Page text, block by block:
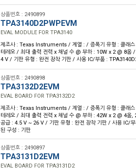
상품번호 : 2490899
TPA3140D2PWPEVM
EVAL MODULE FOR TPA3140
제조사 : Texas Instruments / 계열 : / 증폭기 유형 : 클래스
테레오 / 최대 출력 전력 x 채널 수 @ 부하 : 10W x 2 @ 8옴
4 V / 기판 유형 : 완전 장착 기판 / 사용 IC/부품 :
상품번호 : 2490898
TPA3132D2EVM
EVAL BOARD FOR TPA3132D2
제조사 : Texas Instruments / 계열 : / 증폭기 유형 : 클래스
테레오 / 최대 출력 전력 x 채널 수 @ 부하 : 42W x 2 @ 4옴
공급 : 4.5 V ~ 26 V / 기판 유형 : 완전 장착 기판 / 사용 IC/
된 구성 : 기판
상품번호 : 2490897
TPA3131D2EVM
EVAL BOARD FOR TPA3131D2